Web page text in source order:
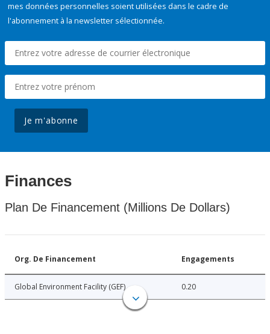
mes données personnelles soient utilisées dans le cadre de
l'abonnement à la newsletter sélectionnée.
Je m'abonne
Finances
Plan De Financement (Millions De Dollars)
Org. De Financement Engagements
Global Environment Facility (GEF) 0.20